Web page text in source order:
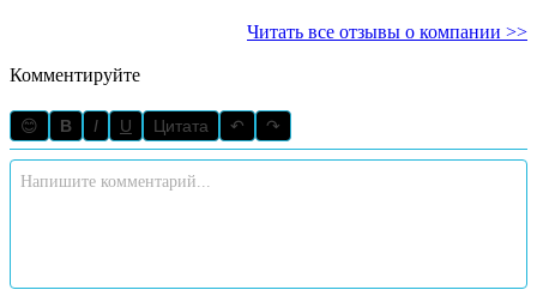
Читать все отзывы о компании >>
Комментируйте
😊 B I U Цитата ↶ ↷